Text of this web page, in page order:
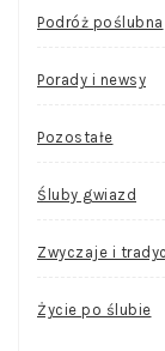
Podróż poślubna
Porady i newsy
Pozostałe
Śluby gwiazd
Zwyczaje i
Życie po ślubie